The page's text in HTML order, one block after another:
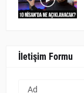
İletişim Formu